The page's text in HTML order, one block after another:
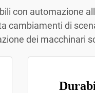
con automazione
cambiamenti di
dei macchinari